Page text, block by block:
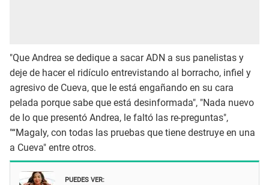
"Que Andrea se dedique a sacar ADN a sus panelistas y
deje de hacer el ridículo entrevistando al borracho, infiel y
agresivo de Cueva, que le está engañando en su cara
pelada porque sabe que está desinformada", "Nada nuevo
de lo que presentó Andrea, le faltó las re-preguntas",
"“Magaly, con todas las pruebas que tiene destruye en una
a Cueva" entre otros.
PUEDES VER: